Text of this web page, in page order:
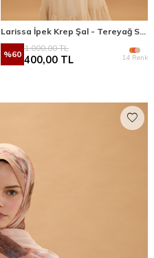
%60
1.000,00TL
400,00 TL 14 Renk